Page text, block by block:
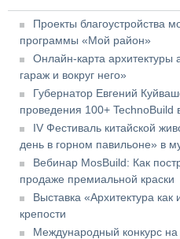
Проекты благоустройства
программы «Мой район»
Онлайн-карта архитектуры
гараж и вокруг него»
Губернатор Евгений
проведения 100+ TechnoBuild
IV Фестиваль китайской
день в горном павильоне» в
Вебинар MosBuild: Как
продаже премиальной краски
Выставка «Архитектура как
крепости
Международный конкурс на